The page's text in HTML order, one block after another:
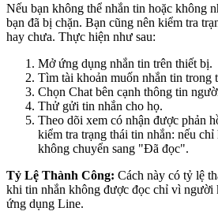
Nếu bạn không thể nhắn tin hoặc không
bạn đã bị chặn. Bạn cũng nên kiểm tra
hay chưa. Thực hiện như sau:
Mở ứng dụng nhắn tin trên thiết bị.
Tìm tài khoản muốn nhắn tin trong
Chọn Chat bên cạnh thông tin
Thử gửi tin nhắn cho họ.
Theo dõi xem có nhận được phản
kiểm tra trạng thái tin nhắn: nếu
không chuyển sang "Đã đọc".
Tỷ Lệ Thành Công: Cách này có tỷ lệ
khi tin nhắn không được đọc chỉ vì người
ứng dụng Line.